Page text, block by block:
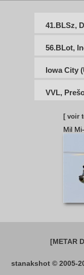
41.BLSz,
56.BLot,
Iowa City
VVL,
[ voir
Mil
[METAR
stanakshot © 2005-